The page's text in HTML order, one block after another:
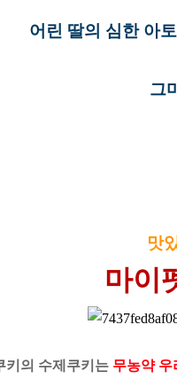
어린 딸의 심한 아
그
맛
마이
키의 수제쿠키는 무농약 우